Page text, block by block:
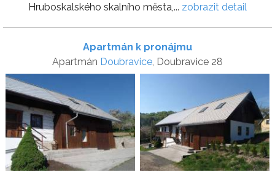
Hruboskalského skalního města,... zobrazit detail
Apartmán k pronájmu
Apartmán Doubravice , Doubravice 28